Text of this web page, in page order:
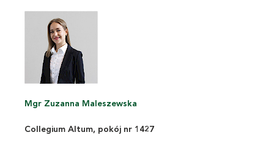
Mgr Zuzanna Maleszewska
Collegium Altum, pokój nr 1427